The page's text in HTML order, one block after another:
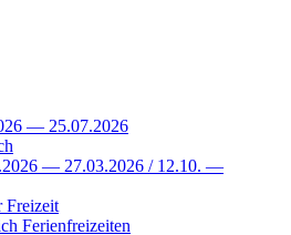
— 25.07.2026
— 27.03.2026 / 12.10. —
Freizeit
Ferienfreizeiten